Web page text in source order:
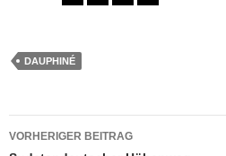
DAUPHINÉ
Beitragsnavigation
VORHERIGER BEITRAG